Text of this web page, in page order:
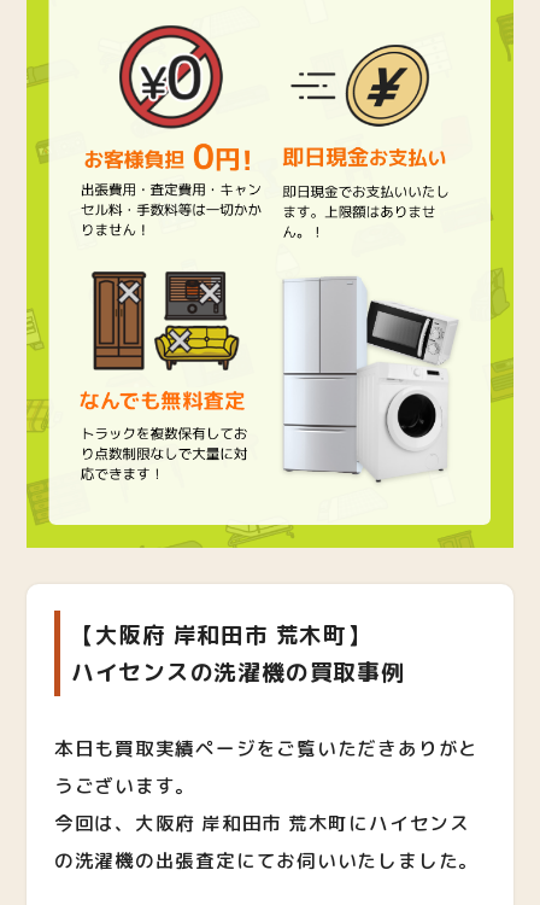
【大阪府 岸和田市 荒木町】
ハイセンスの洗濯機の買取事例
本日も買取実績ページをご覧いただきありがと
うございます。
今回は、大阪府 岸和田市 荒木町にハイセンス
の洗濯機の出張査定にてお伺いいたしました。